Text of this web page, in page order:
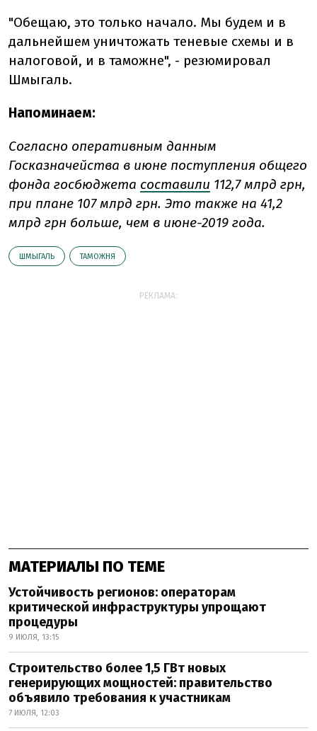
"Обещаю, это только начало. Мы будем и в
дальнейшем уничтожать теневые схемы и в
налоговой, и в таможне", - резюмировал
Шмыгаль.
Напоминаем:
Согласно оперативным данным
Госказначейства в июне поступления общего
фонда госбюджета составили 112,7 млрд грн,
при плане 107 млрд грн. Это также на 41,2
млрд грн больше, чем в июне-2019 года.
ШМЫГАЛЬ ТАМОЖНЯ
РЕКЛАМА:
МАТЕРИАЛЫ ПО ТЕМЕ
Устойчивость регионов: операторам
критической инфраструктуры упрощают
процедуры
9 ИЮЛЯ, 13:15
Строительство более 1,5 ГВт новых
генерирующих мощностей: правительство
объявило требования к участникам
7 ИЮЛЯ, 12:03